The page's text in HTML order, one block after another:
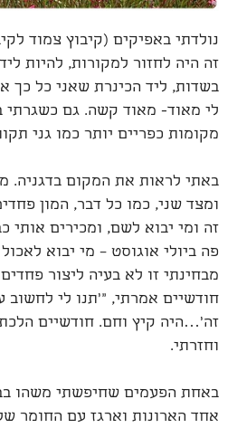
נולדתי באפיקים (קיבוץ צמוד
זה היה לחזור למקורות, להיות
בשדות, ליד הכינרת שאני כל כך
לי מאוד- מאוד קשה. גם כשגרתי
מקומות כפריים יותר כמו גני
באתי לראות את המקום בדגניה.
ומצד שני, כמו כל דבר, המון
זה ומי יבוא לשם, ומכירים אותי
פה ביולי אוגוסט – מי יבוא
מבחינתי זו לא בעיה ליצור
חודשיים אמרתי, "'תנו לי לחשוב
זה'…היה קיץ וחם. חודשיים
וחזרתי.
באחת הפעמים שחיפשתי משהו
אחד הארונות וארגז עם החומר